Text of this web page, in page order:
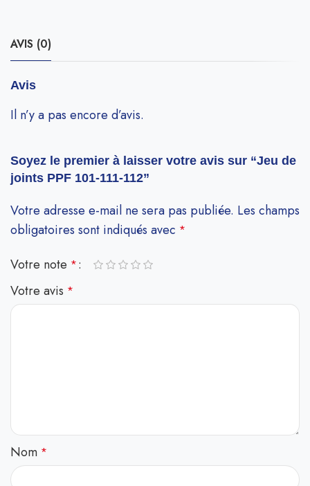
AVIS (0)
Avis
Il n’y a pas encore d’avis.
Soyez le premier à laisser votre avis sur “Jeu de
joints PPF 101-111-112”
Votre adresse e-mail ne sera pas publiée. Les champs
obligatoires sont indiqués avec *
Votre note *
Votre avis *
Nom *